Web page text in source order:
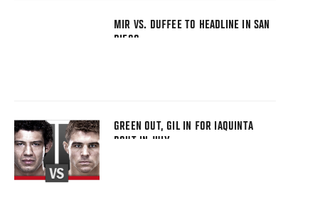
MIR VS. DUFFEE TO HEADLINE IN SAN
DIEGO
GREEN OUT, GIL IN FOR IAQUINTA
BOUT IN JULY